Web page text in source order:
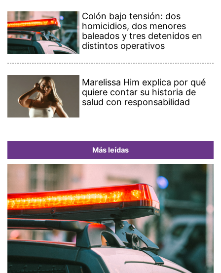
Colón bajo tensión: dos
homicidios, dos menores
baleados y tres detenidos en
distintos operativos
Marelissa Him explica por qué
quiere contar su historia de
salud con responsabilidad
Más leídas